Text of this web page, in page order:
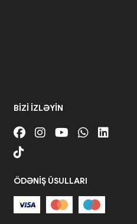
BIZI IZLƏYIN
ÖDƏNIŞ ÜSULLARI